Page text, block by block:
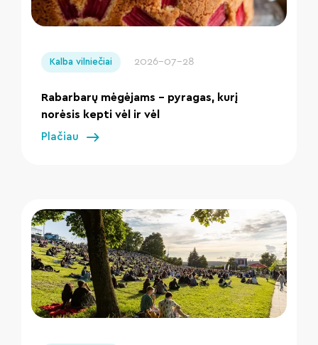
Kalba vilniečiai 2026-07-28
Rabarbarų mėgėjams – pyragas, kurį
norėsis kepti vėl ir vėl
Plačiau